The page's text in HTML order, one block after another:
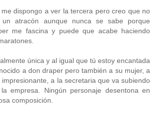
me dispongo a ver la tercera pero creo que no
atracón aunque nunca se sabe porque
me fascina y puede que acabe haciendo
única y al igual que tú estoy encantada
a don draper pero también a su mujer, a
a la secretaria que va subiendo
empresa. Ningún personaje desentona en
composición.